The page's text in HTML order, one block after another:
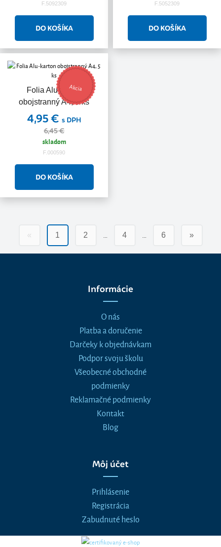
F.5092309 F.5052309
Folia Alu-karton
obojstranný A4, 5 ks
Akcia
4,95 € s DPH
6,45 €
skladom
F.000590
« 1 2 … 4 … 6 »
Informácie
O nás
Platba a doručenie
Darčeky k objednávkam
Podpor svoju školu
Všeobecné obchodné
podmienky
Reklamačné podmienky
Kontakt
Blog
Môj účet
Prihlásenie
Registrácia
Zabudnuté heslo